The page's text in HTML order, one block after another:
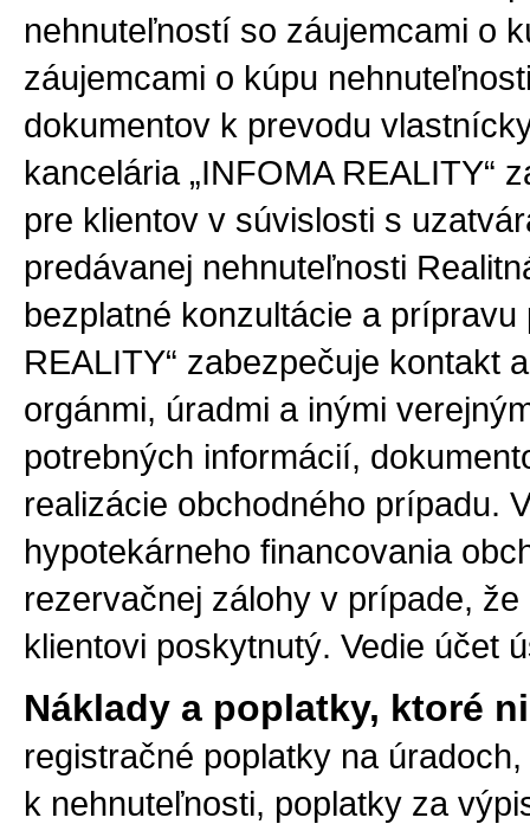
nehnuteľností so záujemcami o
záujemcami o kúpu
dokumentov k prevodu
kancelária „INFOMA REALITY“
pre klientov v súvislosti s
predávanej nehnuteľnosti
bezplatné konzultácie a
REALITY“ zabezpečuje kontakt
orgánmi, úradmi a inými
potrebných informácií,
realizácie obchodného prípadu.
hypotekárneho financovania
rezervačnej zálohy v prípade,
klientovi poskytnutý. Vedie účet
Náklady a poplatky, ktoré
registračné poplatky na
k nehnuteľnosti, poplatky za